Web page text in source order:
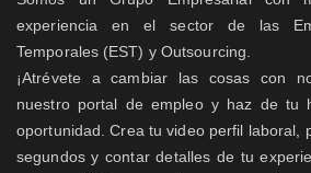
experiencia en el sector de las
Temporales (EST) y Outsourcing.
¡Atrévete a cambiar las cosas con
nuestro portal de empleo y haz de tu
oportunidad. Crea tu video perfil laboral,
segundos y contar detalles de tu